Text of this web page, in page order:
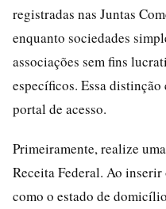
registradas nas Juntas
enquanto sociedades
associações sem fins
específicos. Essa
portal de acesso.
Primeiramente, realize
Receita Federal. Ao inserir
como o estado de